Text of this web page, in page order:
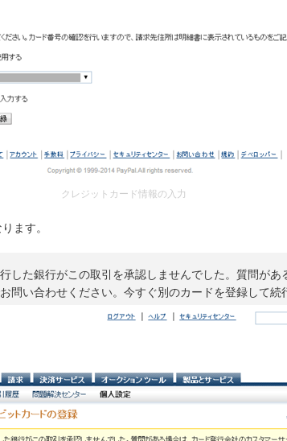
クレジットカード情報の入力
ます。
した銀行がこの取引を承認しませんでした。質問があ
問い合わせください。今すぐ別のカードを登録して続